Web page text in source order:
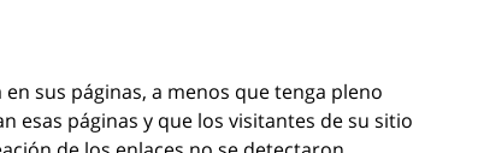
sus páginas, a menos que tenga pleno
esas páginas y que los visitantes de su sitio